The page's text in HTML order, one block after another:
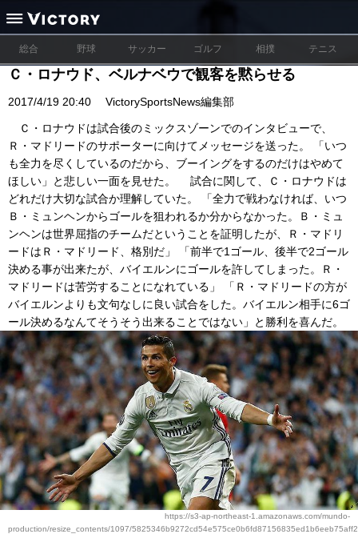
総合 野球 サッカー ゴルフ 相撲 テニス
Ｃ・ロナウド、ベルナベウで観客を黙らせる
2017/4/19 20:40 VictorySportsNews編集部
Ｃ・ロナウドは試合後のミックスゾーンでのインタビューで、
Ｒ・マドリードのサポーターに向けてメッセージを送った。 「いつ
も全力を尽くしているのだから、ブーイングをするのだけはやめて
ほしい」と悲しい一面を見せた。 試合に関して、Ｃ・ロナウドは
どれだけ大切な試合か理解していた。 「全力で戦わなければ、いつ
Ｂ・ミュンヘンからゴールを狙われるか分からなかった。Ｂ・ミュ
ンヘンは世界屈指のチームだということを証明したが、Ｒ・マドリ
ードはＲ・マドリード、格別だ」 「前半で1ゴール、後半で2ゴール
決める事が出来たが、バイエルンにゴールを許してしまった。Ｒ・
マドリードは苦労することになれている」 「Ｒ・マドリードの方が
バイエルンよりも文句なしに良い試合をした。バイエルン相手に6ゴ
ール決めるなんてそうそう出来ることではない」と勝利を喜んだ。
https://s3-ap-northeast-1.amazonaws.com/mundo-
production/resize_contents/1097/